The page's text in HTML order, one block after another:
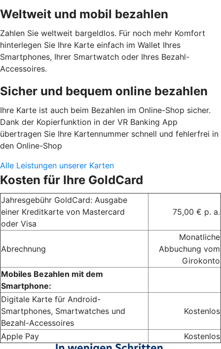
Weltweit und mobil bezahlen
Zahlen Sie weltweit bargeldlos. Für noch mehr Komfort
hinterlegen Sie Ihre Karte einfach im Wallet Ihres
Smartphones, Ihrer Smartwatch oder Ihres Bezahl-
Accessoires.
Sicher und bequem online bezahlen
Ihre Karte ist auch beim Bezahlen im Online-Shop sicher.
Dank der Kopierfunktion in der VR Banking App
übertragen Sie Ihre Kartennummer schnell und fehlerfrei in
den Online-Shop
Alle Leistungen unserer Karten
Kosten für Ihre GoldCard
Jahresgebühr GoldCard: Ausgabe
einer Kreditkarte von Mastercard
oder Visa
75,00 € p. a.
Abrechnung
Monatliche
Abbuchung vom
Girokonto
Mobiles Bezahlen mit dem
Smartphone:
Digitale Karte für Android-
Smartphones, Smartwatches und
Bezahl-Accessoires
Kostenlos
Apple Pay Kostenlos